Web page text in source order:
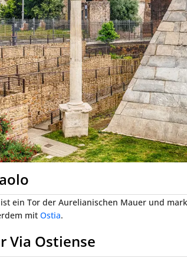
ist ein Tor der Aurelianischen Mauer und
mit Ostia.
Via Ostiense